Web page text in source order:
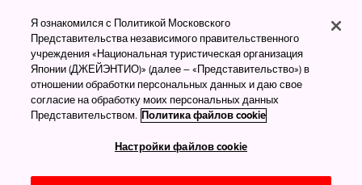
Зима в Японии
Тёплая атмосфера в холода
Ближе к зиме по всей Японии холодает. В больших
горах (и в любом северном регионе страны) его
предостаточно.
Я ознакомился с Политикой Московского
Представительства независимого правительственного
учреждения «Национальная туристическая организация
Японии (ДЖЕЙЭНТИО)» (далее – «Представительство») в
отношении обработки персональных данных и даю свое
согласие на обработку моих персональных данных
Представительством. Политика файлов cookie
Настройки файлов cookie